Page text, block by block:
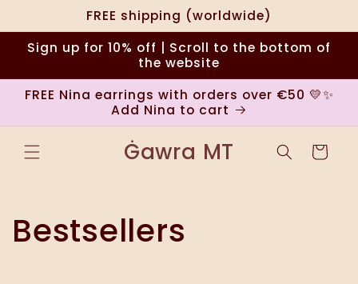
tartalomhoz
FREE shipping (worldwide)
Sign up for 10% off | Scroll to the bottom of
the website
FREE Nina earrings with orders over €50 💛✨
Add Nina to cart
Ġawra MT Kosár
K
Bestsellers